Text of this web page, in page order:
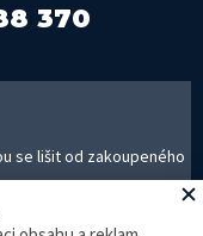
370
se lišit od zakoupeného